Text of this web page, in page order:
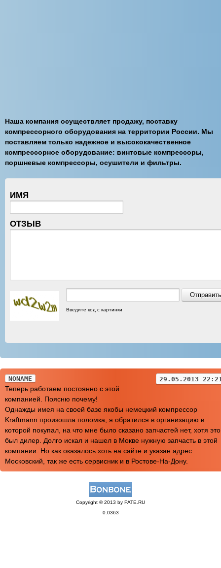
Наша компания осуществляет продажу, поставку
компрессорного оборудования на территории России. Мы
поставляем только надежное и высококачественное
компрессорное оборудование: винтовые компрессоры,
поршневые компрессоры, осушители и фильтры.
ИМЯ
ОТЗЫВ
Введите код с картинки
NONAME 29.05.2013
Теперь работаем постоянно с этой
компанией. Поясню почему!
Однажды имея на своей базе якобы немецкий компрессор
Kraftmann произошла поломка, я обратился в организацию в
которой покупал, на что мне было сказано запчастей нет, хотя это
был дилер. Долго искал и нашел в Мокве нужную запчасть в этой
компании. Но как оказалось хоть на сайте и указан адрес
Московский, так же есть сервисник и в Ростове-На-Дону.
Copyright © 2013 by PATE.RU
0.0363